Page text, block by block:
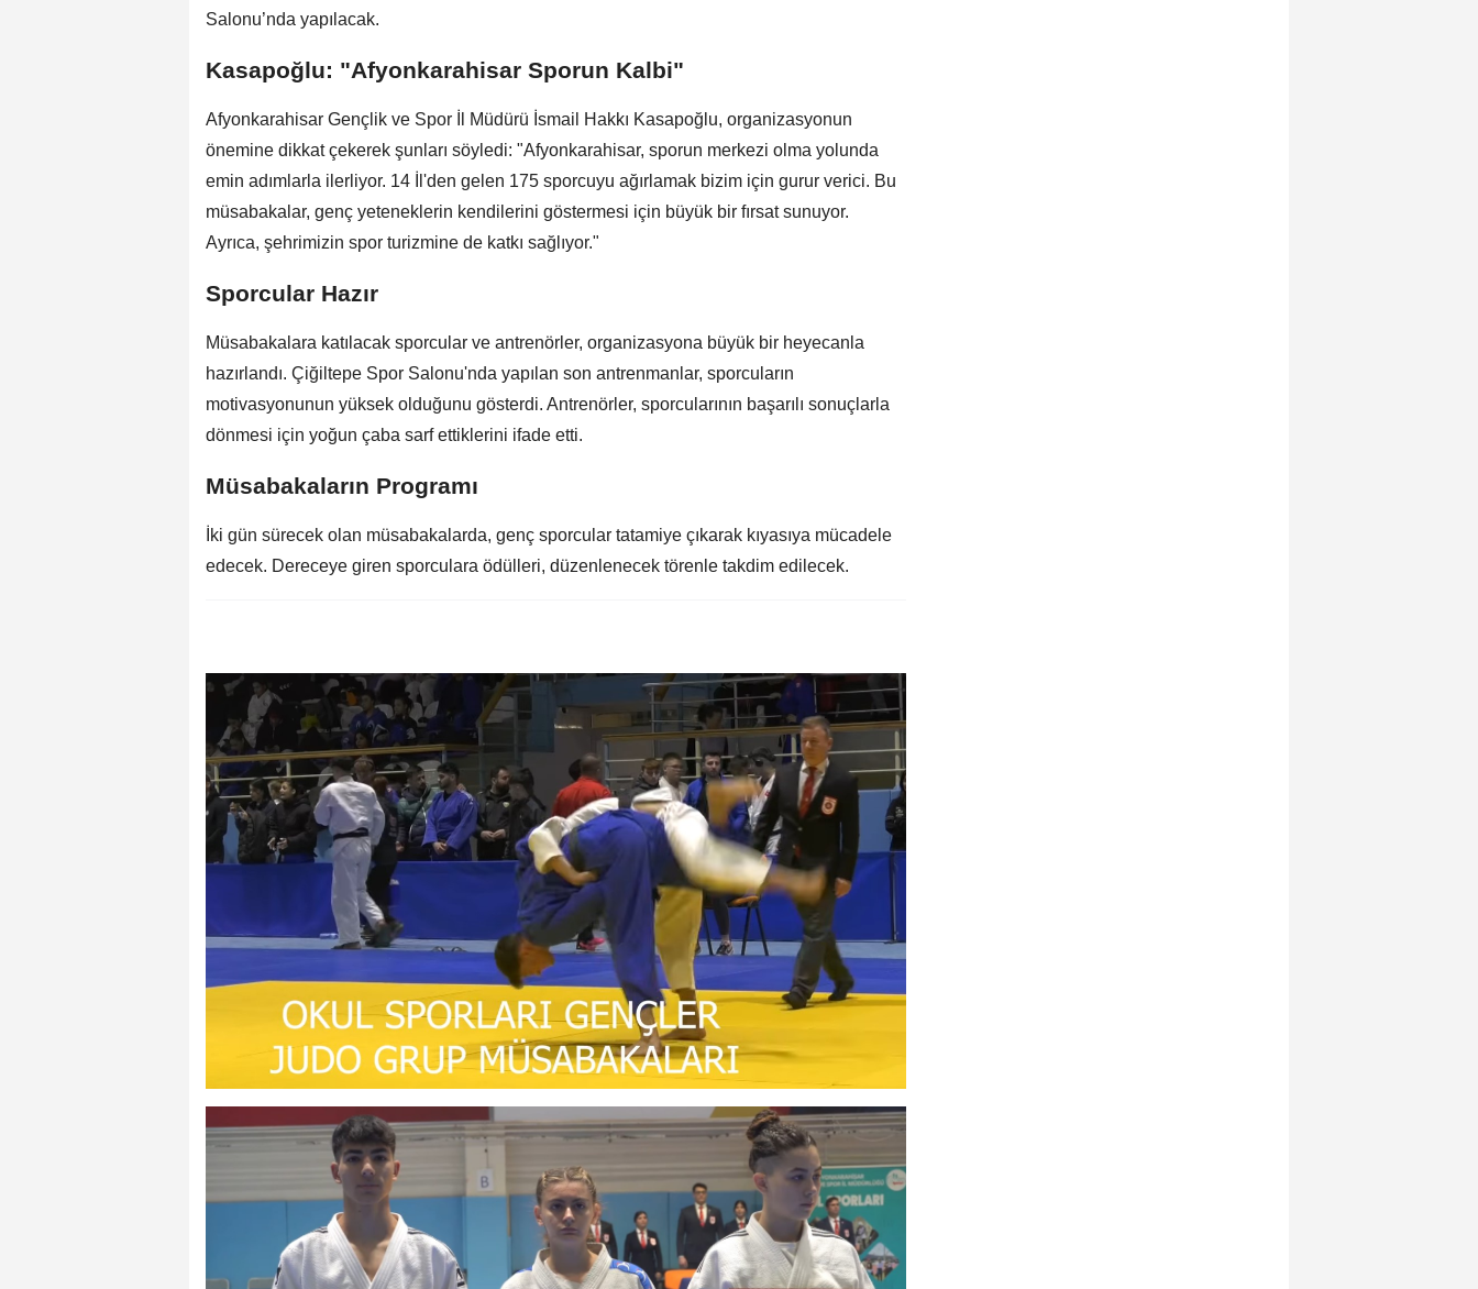
Salonu’nda yapılacak.
Kasapoğlu: "Afyonkarahisar Sporun Kalbi"
Afyonkarahisar Gençlik ve Spor İl Müdürü İsmail Hakkı Kasapoğlu, organizasyonun
önemine dikkat çekerek şunları söyledi: "Afyonkarahisar, sporun merkezi olma yolunda
emin adımlarla ilerliyor. 14 İl'den gelen 175 sporcuyu ağırlamak bizim için gurur verici. Bu
müsabakalar, genç yeteneklerin kendilerini göstermesi için büyük bir fırsat sunuyor.
Ayrıca, şehrimizin spor turizmine de katkı sağlıyor."
Sporcular Hazır
Müsabakalara katılacak sporcular ve antrenörler, organizasyona büyük bir heyecanla
hazırlandı. Çiğiltepe Spor Salonu'nda yapılan son antrenmanlar, sporcuların
motivasyonunun yüksek olduğunu gösterdi. Antrenörler, sporcularının başarılı sonuçlarla
dönmesi için yoğun çaba sarf ettiklerini ifade etti.
Müsabakaların Programı
İki gün sürecek olan müsabakalarda, genç sporcular tatamiye çıkarak kıyasıya mücadele
edecek. Dereceye giren sporculara ödülleri, düzenlenecek törenle takdim edilecek.